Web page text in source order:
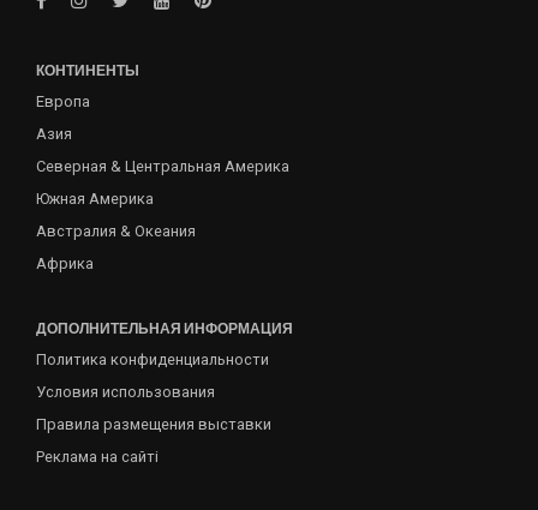
КОНТИНЕНТЫ
Европа
Азия
Северная & Центральная Америка
Южная Америка
Австралия & Океания
Африка
ДОПОЛНИТЕЛЬНАЯ ИНФОРМАЦИЯ
Политика конфиденциальности
Условия использования
Правила размещения выставки
Реклама на сайті